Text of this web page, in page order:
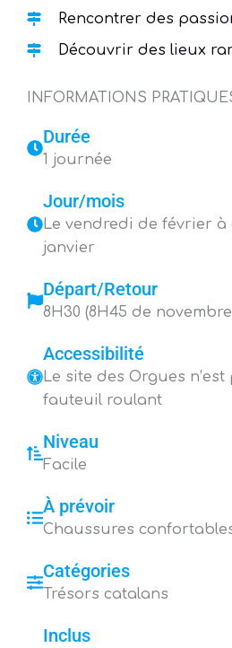
Rencontrer des
Découvrir des lieux
INFORMATIONS
Durée
1 journée
Jour/mois
Le vendredi de février
janvier
Départ/Retour
8H30 (8H45 de
Accessibilité
Le site des Orgues
fauteuil roulant
Niveau
Facile
À prévoir
Chaussures
Catégories
Trésors catalans
Inclus